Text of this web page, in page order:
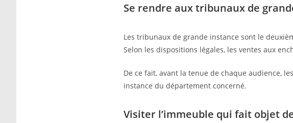
Se rendre aux tribunaux de
Les tribunaux de grande instance sont le
Selon les dispositions légales, les ventes aux
De ce fait, avant la tenue de chaque audience,
instance du département concerné.
Visiter l’immeuble qui fait objet